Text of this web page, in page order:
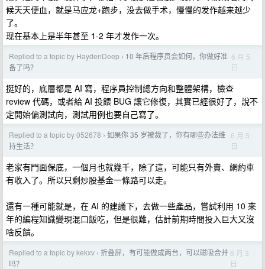
候天天便血，就是马应龙+跑步，没去做手术，慢慢的发作越来越少
了。
现在基本上是半年甚至 1-2 年才发作一次。
Replied to a topic by HaydenDeep › 10 年后程序员会如何，你做好准
备了吗？
6 月 5
日
挺好的，底層都是 AI 寫，程序員控制總方向和整體架構，檢查
review 代碼，或者給 AI 投餵 BUG 讓它修復，其實已經很好了，說不
定開始偏測試向，測試用例也要自己寫了。
Replied to a topic by 052678 › 如果你 35 岁被裁了，你有哪些办法维
持生活？
6 月 5
日
老家有門面保底，一個月也就幾千，除了這，可能只有外賣、網約車
有收入了。所以只剩炒股基金一條路可以走。
還有一種可能就是，在 AI 的建議下，去做一些產品，嘗試利用 10 來
年的編程知識變現混口飯吃，但是很難，估計前期時間投入巨大又沒
啥反饋。
Replied to a topic by kekxv › 折叠屏，有可能做成两台，可以磁吸合并
吗？
6 月 3
日